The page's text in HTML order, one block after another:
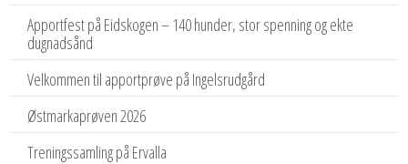
Apportfest på Eidskogen – 140 hunder, stor spenning og ekte
dugnadsånd
Velkommen til apportprøve på Ingelsrudgård
Østmarkaprøven 2026
Treningssamling på Ervalla